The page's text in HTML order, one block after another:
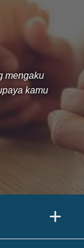
mengaku
kamu